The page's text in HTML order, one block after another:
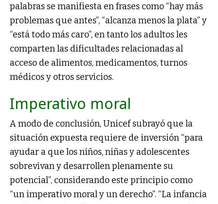
palabras se manifiesta en frases como “hay más
problemas que antes”, “alcanza menos la plata” y
“está todo más caro”, en tanto los adultos les
comparten las dificultades relacionadas al
acceso de alimentos, medicamentos, turnos
médicos y otros servicios.
Imperativo moral
A modo de conclusión, Unicef subrayó que la
situación expuesta requiere de inversión “para
ayudar a que los niños, niñas y adolescentes
sobrevivan y desarrollen plenamente su
potencial”, considerando este principio como
“un imperativo moral y un derecho”. “La infancia